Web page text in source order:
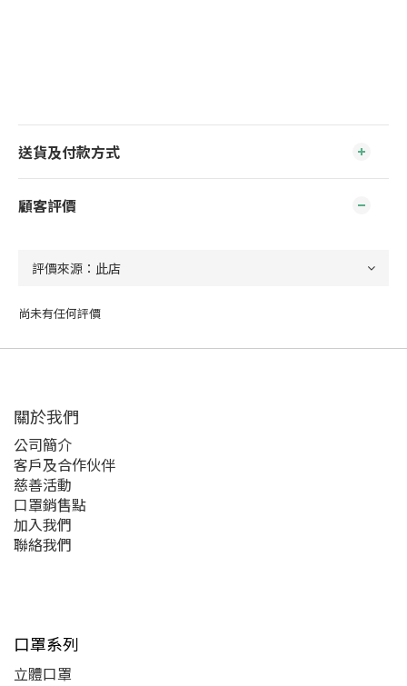
送貨及付款方式
顧客評價
尚未有任何評價
關於我們
公司簡介
客戶及合作伙伴
慈善活動
口罩銷售點
加入我們
聯絡我們
口罩系列
立體口罩